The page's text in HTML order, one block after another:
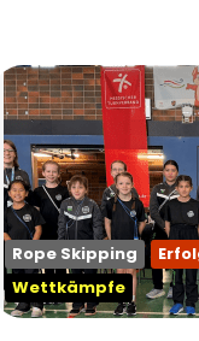
Rope Skipping
Wettkämpfe